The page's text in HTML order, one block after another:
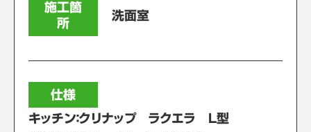
施工箇
所
洗面室
仕様
キッチン：クリナップ ラクエラ L型